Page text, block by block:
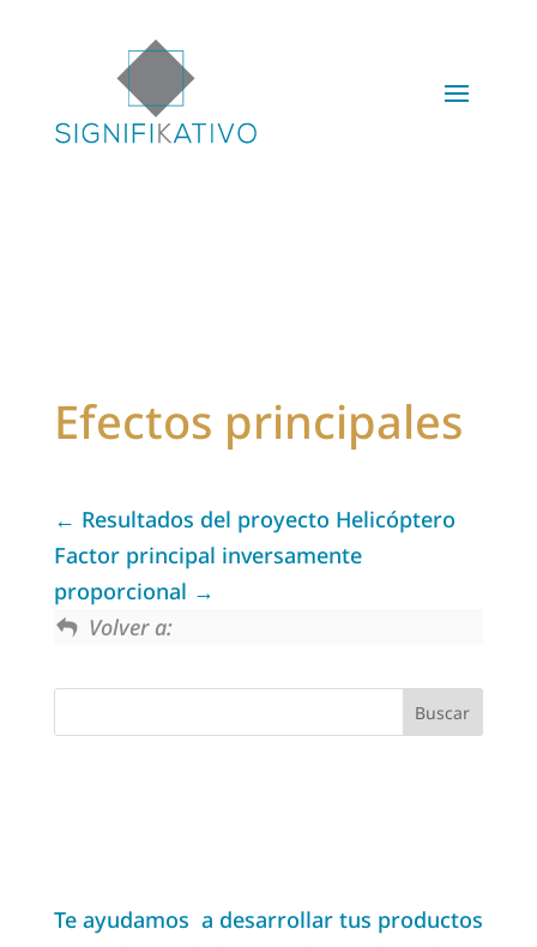
Efectos principales
Resultados del proyecto Helicóptero
Factor principal inversamente
proporcional
Volver a:
Te ayudamos a desarrollar tus productos